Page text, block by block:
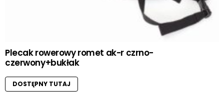
Plecak rowerowy romet ak-r czrno-
czerwony+bukłak
DOSTĘPNY TUTAJ